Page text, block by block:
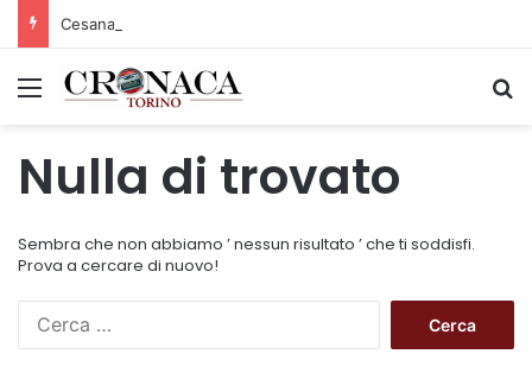
Menu
Nulla di trovato
Sembra che non abbiamo ’ nessun risultato ’ che ti soddisfi.
Prova a cercare di nuovo!